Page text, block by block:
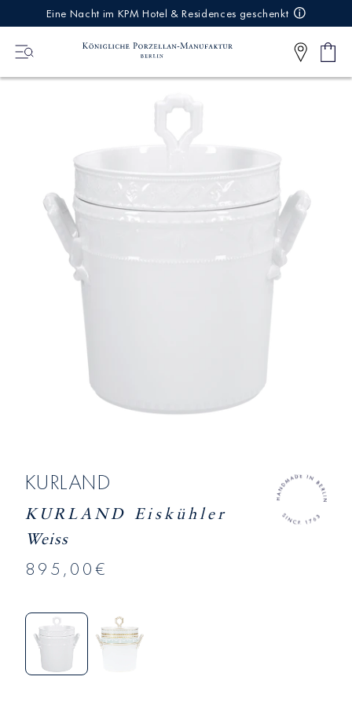
Eine Nacht im KPM Hotel & Residences geschenkt
0
Artikel
KURLAND
KURLAND Eiskühler
Weiss
895,00€